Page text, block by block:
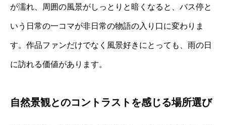
が濡れ、周囲の風景がしっとりと暗くなると、バス停と
いう日常の一コマが非日常の物語の入り口に変わりま
す。作品ファンだけでなく風景好きにとっても、雨の日
に訪れる価値があります。
自然景観とのコントラストを感じる場所選び